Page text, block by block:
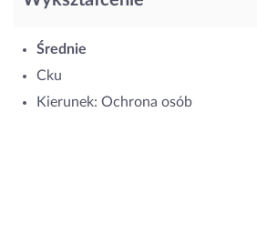
Średnie
Cku
Kierunek: Ochrona osób